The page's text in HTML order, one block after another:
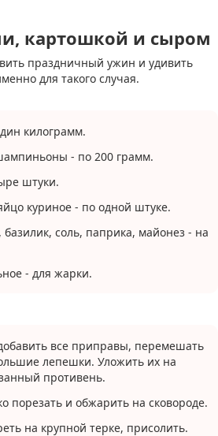
картошкой и сыром
праздничный ужин и удивить
для такого случая.
килограмм.
- по 200 грамм.
штуки.
куриное - по одной штуке.
соль, паприка, майонез - на
- для жарки.
все приправы, перемешать
лепешки. Уложить их на
противень.
порезать и обжарить на сковороде.
на крупной терке, присолить.